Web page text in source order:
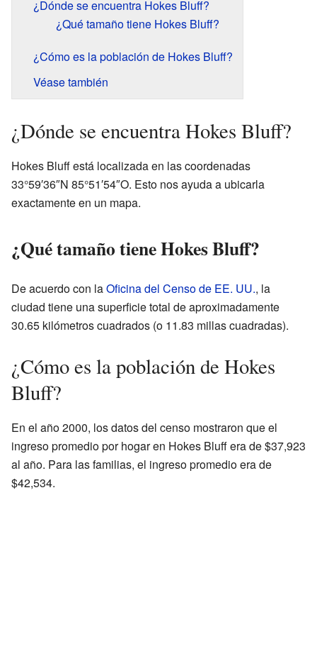
¿Dónde se encuentra Hokes Bluff?
¿Qué tamaño tiene Hokes Bluff?
¿Cómo es la población de Hokes Bluff?
Véase también
¿Dónde se encuentra Hokes Bluff?
Hokes Bluff está localizada en las coordenadas
33°59′36″N 85°51′54″O. Esto nos ayuda a ubicarla
exactamente en un mapa.
¿Qué tamaño tiene Hokes Bluff?
De acuerdo con laOficina del Censo de EE. UU., la
ciudad tiene una superficie total de aproximadamente
30.65 kilómetros cuadrados (o 11.83 millas cuadradas).
¿Cómo es la población de Hokes
Bluff?
En el año 2000, los datos del censo mostraron que el
ingreso promedio por hogar en Hokes Bluff era de $37,923
al año. Para las familias, el ingreso promedio era de
$42,534.